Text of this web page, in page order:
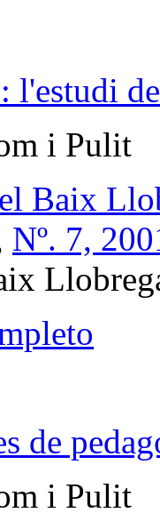
l'estudi
i Pulit
Baix
Nº. 7,
de
i Pulit